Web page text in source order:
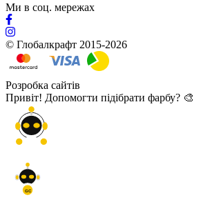
Ми в соц. мережах
© Глобалкрафт 2015-2026
Розробка сайтів
Привіт! Допомогти підібрати фарбу? 🎨
GC